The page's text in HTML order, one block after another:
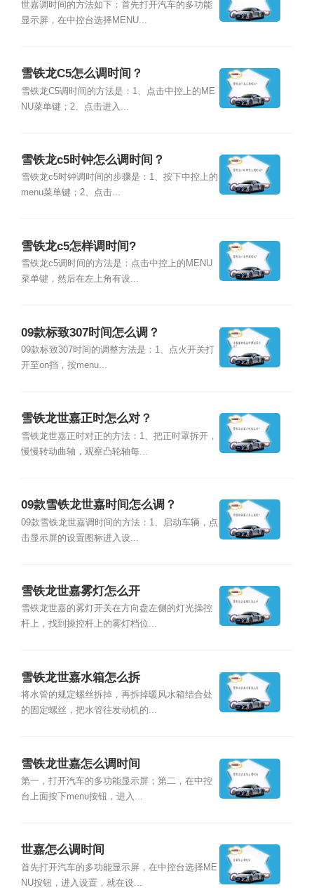
世嘉调时间的方法如下：首先打开汽车的多功能
显示屏，在中控台选择MENU...
雪铁龙C5怎么调时间？
雪铁龙C5调时间的方法是：1、点击中控上的ME
NU菜单键；2、点击进入...
雪铁龙c5时钟怎么调时间？
雪铁龙c5时钟调时间的步骤是：1、按下中控上的
menu菜单键；2、点击...
雪铁龙c5怎样调时间?
雪铁龙c5调时间的方法是：点击中控上的MENU
菜单键，然后在左上角有设...
09款标致307时间怎么调？
09款标致307时间的调整方法是：1、点火开关打
开至on挡，按menu...
雪铁龙世嘉正时怎么对？
雪铁龙世嘉正时对正的方法：1、把正时罩拆开，
慢慢转动曲轴，观察凸轮轴每...
09款雪铁龙世嘉时间怎么调？
09款雪铁龙世嘉调时间的方法：1、启动车辆，点
击显示屏的设置图标进入设...
雪铁龙世嘉雾灯怎么开
雪铁龙世嘉的雾灯开关在方向盘左侧的灯光操控
杆上，找到操控杆上的雾灯档位...
雪铁龙世嘉水箱怎么拆
将水管的规定螺丝拆掉，再拆掉暖风水箱结合处
的固定螺丝，把水管往发动机的...
雪铁龙世嘉怎么调时间
第一，打开汽车的多功能显示屏；第二，在中控
台上面按下menu按钮，进入...
世嘉怎么调时间
首先打开汽车的多功能显示屏，在中控台选择ME
NU按钮，进入设置，就在设...